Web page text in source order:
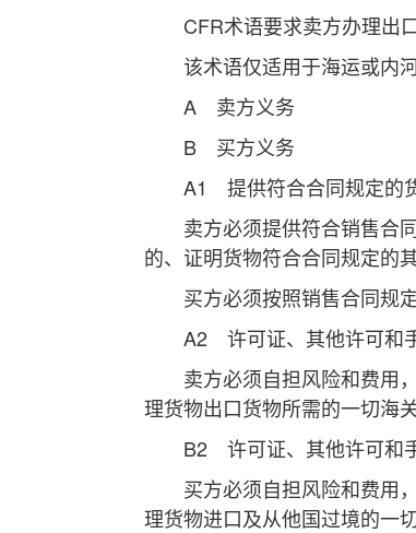
CFR术语要求卖方办理出口
该术语仅适用于海运或内河
A 卖方义务
B 买方义务
A1 提供符合合同规定的
卖方必须提供符合销售合同
的、证明货物符合合同规定
买方必须按照销售合同规定
A2 许可证、其他许可和
卖方必须自担风险和费用，
理货物出口货物所需的一切海关
B2 许可证、其他许可和
买方必须自担风险和费用，
理货物进口及从他国过境的一